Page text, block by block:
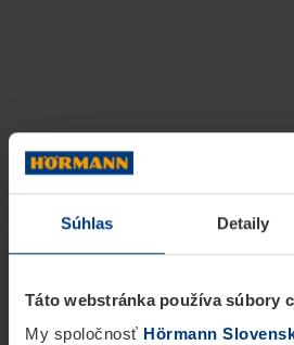
Súhlas Detaily
Táto webstránka používa súbory
My spoločnosť Hörmann